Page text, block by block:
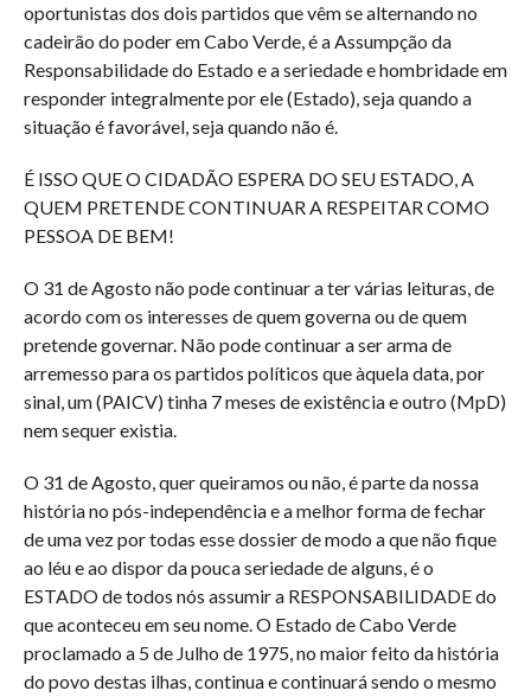
oportunistas dos dois partidos que vêm se alternando no
cadeirão do poder em Cabo Verde, é a Assumpção da
Responsabilidade do Estado e a seriedade e hombridade em
responder integralmente por ele (Estado), seja quando a
situação é favorável, seja quando não é.
É ISSO QUE O CIDADÃO ESPERA DO SEU ESTADO, A
QUEM PRETENDE CONTINUAR A RESPEITAR COMO
PESSOA DE BEM!
O 31 de Agosto não pode continuar a ter várias leituras, de
acordo com os interesses de quem governa ou de quem
pretende governar. Não pode continuar a ser arma de
arremesso para os partidos políticos que àquela data, por
sinal, um (PAICV) tinha 7 meses de existência e outro (MpD)
nem sequer existia.
O 31 de Agosto, quer queiramos ou não, é parte da nossa
história no pós-independência e a melhor forma de fechar
de uma vez por todas esse dossier de modo a que não fique
ao léu e ao dispor da pouca seriedade de alguns, é o
ESTADO de todos nós assumir a RESPONSABILIDADE do
que aconteceu em seu nome. O Estado de Cabo Verde
proclamado a 5 de Julho de 1975, no maior feito da história
do povo destas ilhas, continua e continuará sendo o mesmo